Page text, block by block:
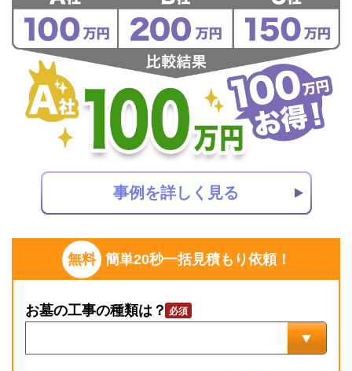
無料 簡単20秒一括見積もり依頼！
お墓の工事の種類は？
事例を詳しく見る